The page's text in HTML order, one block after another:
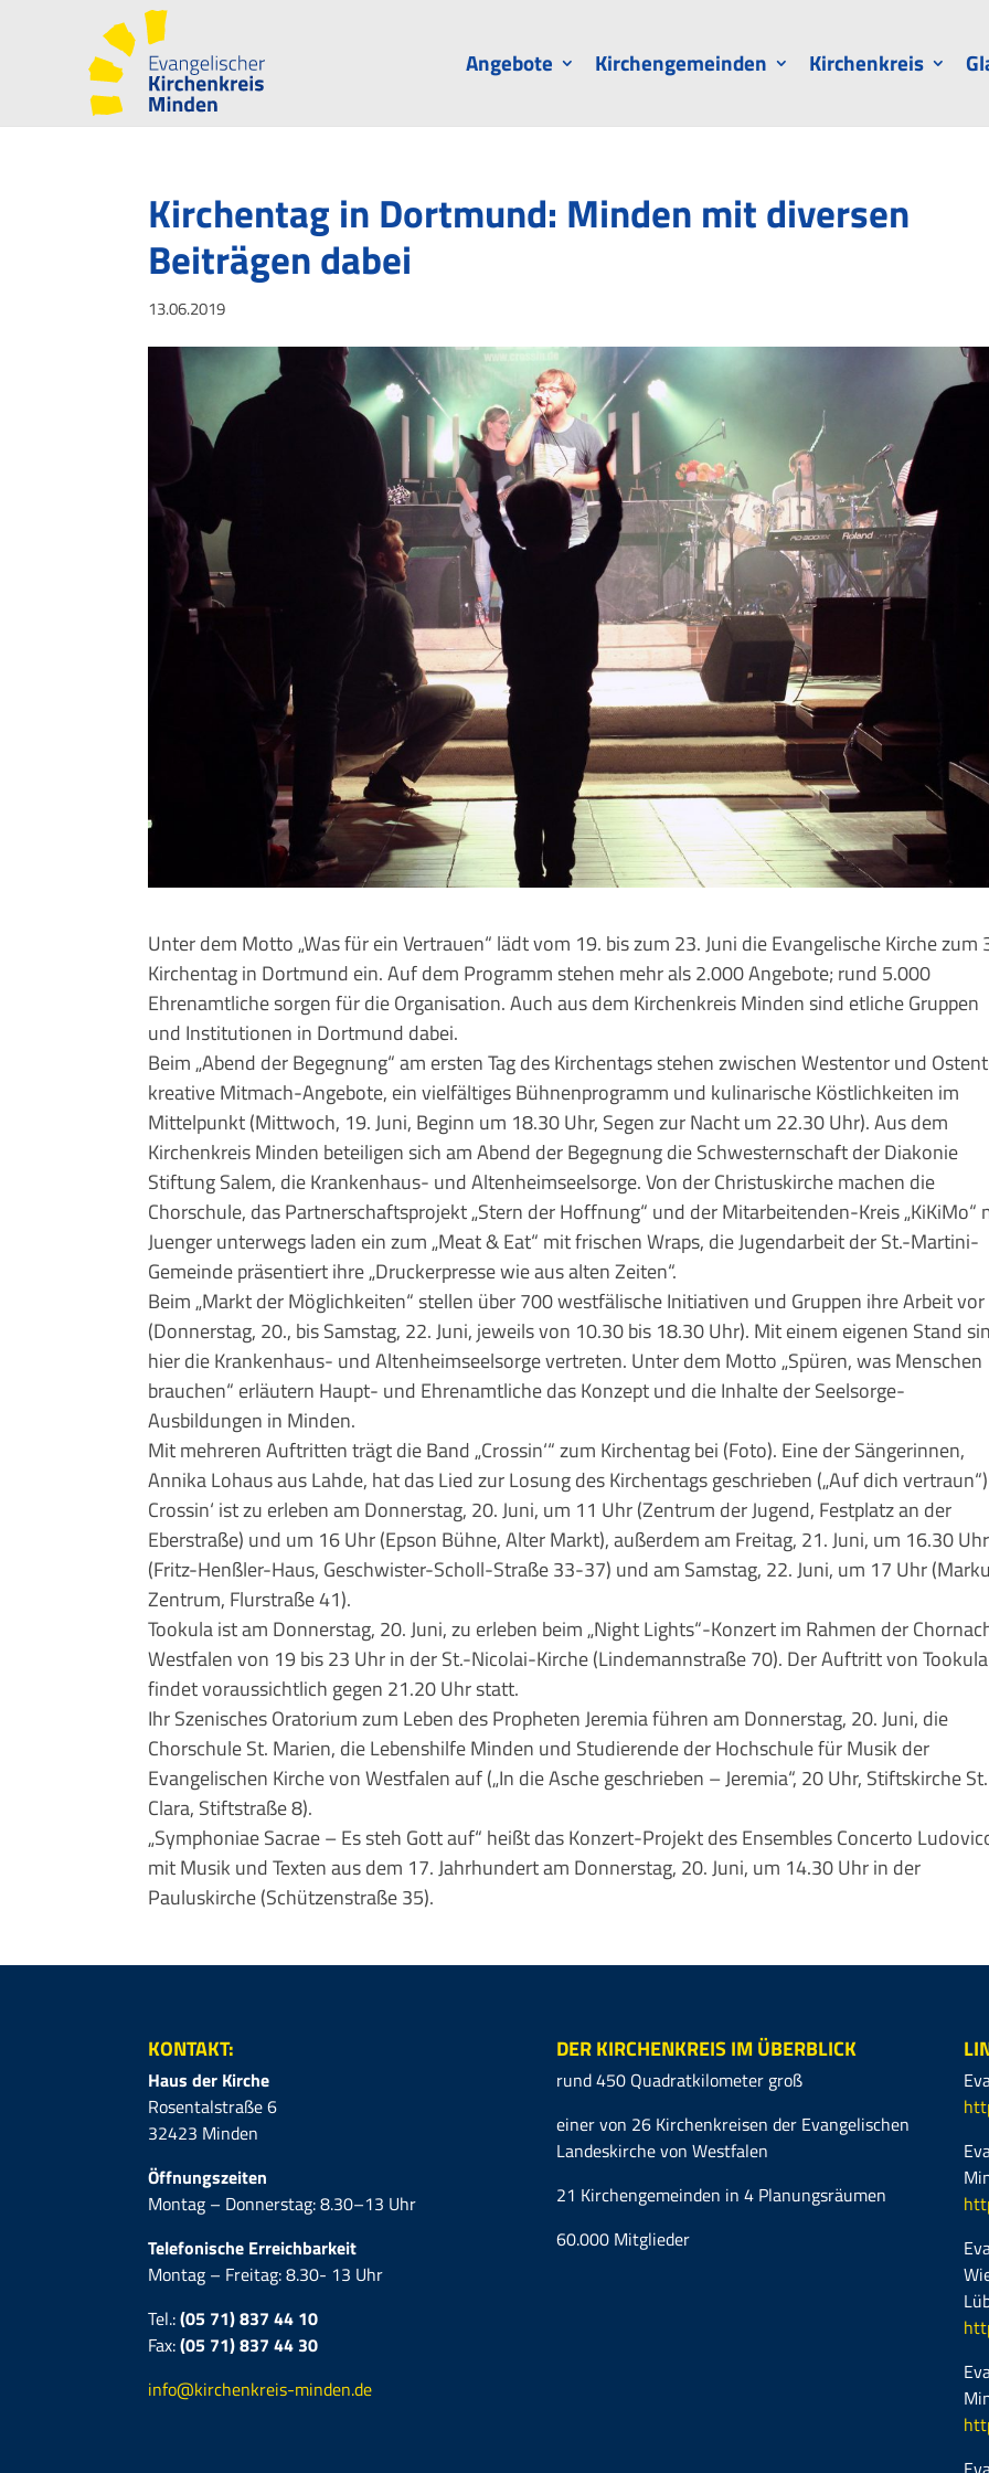
Angebote Kirchengemeinden Kirchenkreis
Kirchentag in Dortmund: Minden mit diversen
Beiträgen dabei
13.06.2019
Unter dem Motto „Was für ein Vertrauen“ lädt vom 19. bis zum 23. Juni die Evangelische Kirche zum
Kirchentag in Dortmund ein. Auf dem Programm stehen mehr als 2.000 Angebote; rund 5.000
Ehrenamtliche sorgen für die Organisation. Auch aus dem Kirchenkreis Minden sind etliche Gruppen
und Institutionen in Dortmund dabei.
Beim „Abend der Begegnung“ am ersten Tag des Kirchentags stehen zwischen Westentor und
kreative Mitmach-Angebote, ein vielfältiges Bühnenprogramm und kulinarische Köstlichkeiten im
Mittelpunkt (Mittwoch, 19. Juni, Beginn um 18.30 Uhr, Segen zur Nacht um 22.30 Uhr). Aus dem
Kirchenkreis Minden beteiligen sich am Abend der Begegnung die Schwesternschaft der Diakonie
Stiftung Salem, die Krankenhaus- und Altenheimseelsorge. Von der Christuskirche machen die
Chorschule, das Partnerschaftsprojekt „Stern der Hoffnung“ und der Mitarbeitenden-Kreis „KiKiMo“
Juenger unterwegs laden ein zum „Meat & Eat“ mit frischen Wraps, die Jugendarbeit der St.-Martini-
Gemeinde präsentiert ihre „Druckerpresse wie aus alten Zeiten“.
Beim „Markt der Möglichkeiten“ stellen über 700 westfälische Initiativen und Gruppen ihre Arbeit vor
(Donnerstag, 20., bis Samstag, 22. Juni, jeweils von 10.30 bis 18.30 Uhr). Mit einem eigenen Stand
hier die Krankenhaus- und Altenheimseelsorge vertreten. Unter dem Motto „Spüren, was Menschen
brauchen“ erläutern Haupt- und Ehrenamtliche das Konzept und die Inhalte der Seelsorge-
Ausbildungen in Minden.
Mit mehreren Auftritten trägt die Band „Crossin‘“ zum Kirchentag bei (Foto). Eine der Sängerinnen,
Annika Lohaus aus Lahde, hat das Lied zur Losung des Kirchentags geschrieben („Auf dich
Crossin‘ ist zu erleben am Donnerstag, 20. Juni, um 11 Uhr (Zentrum der Jugend, Festplatz an der
Eberstraße) und um 16 Uhr (Epson Bühne, Alter Markt), außerdem am Freitag, 21. Juni, um 16.30 Uhr
(Fritz-Henßler-Haus, Geschwister-Scholl-Straße 33-37) und am Samstag, 22. Juni, um 17 Uhr
Zentrum, Flurstraße 41).
Tookula ist am Donnerstag, 20. Juni, zu erleben beim „Night Lights“-Konzert im Rahmen der
Westfalen von 19 bis 23 Uhr in der St.-Nicolai-Kirche (Lindemannstraße 70). Der Auftritt von Tookula
findet voraussichtlich gegen 21.20 Uhr statt.
Ihr Szenisches Oratorium zum Leben des Propheten Jeremia führen am Donnerstag, 20. Juni, die
Chorschule St. Marien, die Lebenshilfe Minden und Studierende der Hochschule für Musik der
Evangelischen Kirche von Westfalen auf („In die Asche geschrieben – Jeremia“, 20 Uhr, Stiftskirche St.
Clara, Stiftstraße 8).
„Symphoniae Sacrae – Es steh Gott auf“ heißt das Konzert-Projekt des Ensembles Concerto
mit Musik und Texten aus dem 17. Jahrhundert am Donnerstag, 20. Juni, um 14.30 Uhr in der
Pauluskirche (Schützenstraße 35).
KONTAKT:
Haus der Kirche
Rosentalstraße 6
32423 Minden
Öffnungszeiten
Montag – Donnerstag: 8.30–13 Uhr
Telefonische Erreichbarkeit
Montag – Freitag: 8.30- 13 Uhr
Tel.:(05 71) 837 44 10
Fax:(05 71)837 44 30
info@kirchenkreis-minden.de
DER KIRCHENKREIS IM ÜBERBLICK
rund 450 Quadratkilometer groß
einer von 26 Kirchenkreisen der Evangelischen
Landeskirche von Westfalen
21 Kirchengemeinden in 4 Planungsräumen
60.000 Mitglieder